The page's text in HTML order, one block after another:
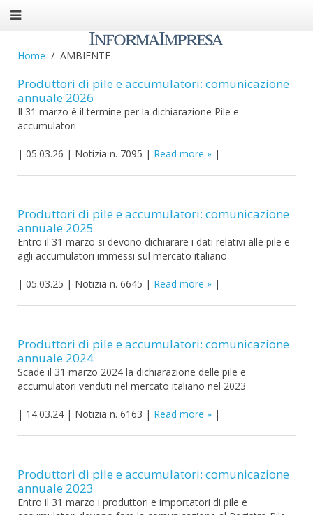
Home AMBIENTE
Produttori di pile e accumulatori: comunicazione
annuale 2026
Il 31 marzo è il termine per la dichiarazione Pile e
accumulatori
| 05.03.26 | Notizia n. 7095 | Read more |
Produttori di pile e accumulatori: comunicazione
annuale 2025
Entro il 31 marzo si devono dichiarare i dati relativi alle pile e
agli accumulatori immessi sul mercato italiano
| 05.03.25 | Notizia n. 6645 | Read more |
Produttori di pile e accumulatori: comunicazione
annuale 2024
Scade il 31 marzo 2024 la dichiarazione delle pile e
accumulatori venduti nel mercato italiano nel 2023
| 14.03.24 | Notizia n. 6163 | Read more |
Produttori di pile e accumulatori: comunicazione
annuale 2023
Entro il 31 marzo i produttori e importatori di pile e